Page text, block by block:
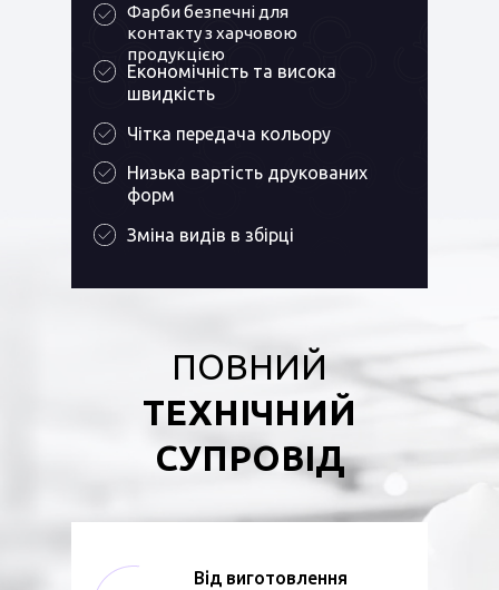
Фарби безпечні для
контакту з харчовою
продукцією
Економічність та висока
швидкість
Чітка передача кольору
Низька вартість друкованих
форм
Зміна видів в збірці
ПОВНИЙ
ТЕХНІЧНИЙ
СУПРОВІД
Від виготовлення